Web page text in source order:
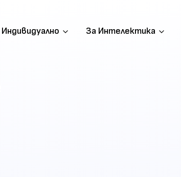
Индивидуално За Интелектика